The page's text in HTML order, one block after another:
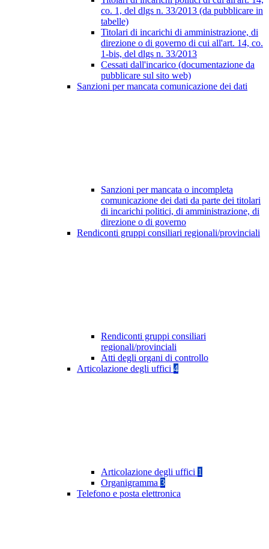
co. 1, del dlgs n. 33/2013 (da pubblicare in
tabelle)
Titolari di incarichi di amministrazione, di
direzione o di governo di cui all'art. 14, co.
1-bis, del dlgs n. 33/2013
Cessati dall'incarico (documentazione da
pubblicare sul sito web)
Sanzioni per mancata comunicazione dei dati
Sanzioni per mancata o incompleta
comunicazione dei dati da parte dei titolari
di incarichi politici, di amministrazione, di
direzione o di governo
Rendiconti gruppi consiliari regionali/provinciali
Rendiconti gruppi consiliari
regionali/provinciali
Atti degli organi di controllo
Articolazione degli uffici 4
Articolazione degli uffici 1
Organigramma 3
Telefono e posta elettronica